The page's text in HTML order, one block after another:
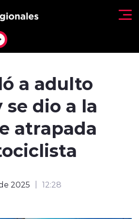
Aire
a adulto
se dio a la
atrapada
2025 12:28